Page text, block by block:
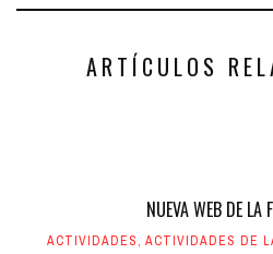
en en
ARTÍCULOS
NUEVA WEB DE LA
ACTIVIDADES, ACTIVIDADES DE